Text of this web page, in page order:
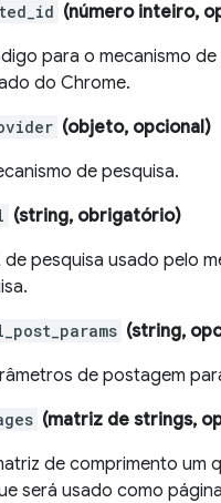
(número inteiro,
para o mecanismo de
do Chrome.
(objeto, opcional)
de pesquisa.
(string, obrigatório)
de pesquisa usado pelo
(string,
de postagem
(matriz de strings,
de comprimento um
será usado como